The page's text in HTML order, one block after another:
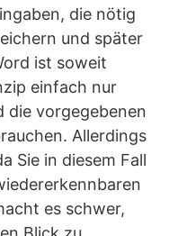
die nötig
und später
ist soweit
einfach nur
die vorgegebenen
Allerdings
Sie in diesem Fall
es schwer,